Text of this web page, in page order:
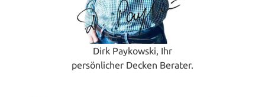
Dirk Paykowski, Ihr
persönlicher Decken Berater.